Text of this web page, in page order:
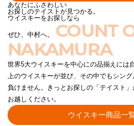
あなたにふさわしい
お探しのテイストが見つかる。
ウイスキーをお探しなら
ぜひ、中村へ。 COUNT
NAKAMURA
世界5大ウイスキーを中心にの品揃えには
上のウイスキーが並び、その中でもシン
負けません。きっとお探しの「テイスト
お越しください。
ウイスキー商品一